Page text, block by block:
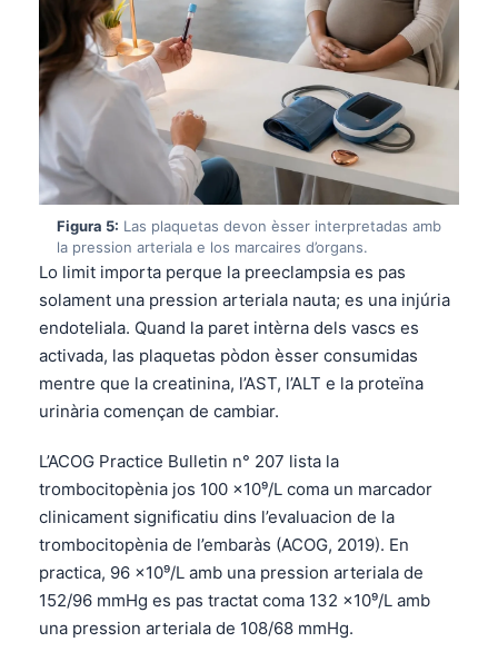
Figura 5: Las plaquetas devon èsser interpretadas amb
la pression arteriala e los marcaires d’organs.
Lo limit importa perque la preeclampsia es pas
solament una pression arteriala nauta; es una injúria
endoteliala. Quand la paret intèrna dels vascs es
activada, las plaquetas pòdon èsser consumidas
mentre que la creatinina, l’AST, l’ALT e la proteïna
urinària començan de cambiar.
L’ACOG Practice Bulletin n° 207 lista la
trombocitopènia jos 100 ×10⁹/L coma un marcador
clinicament significatiu dins l’evaluacion de la
trombocitopènia de l’embaràs (ACOG, 2019). En
practica, 96 ×10⁹/L amb una pression arteriala de
152/96 mmHg es pas tractat coma 132 ×10⁹/L amb
una pression arteriala de 108/68 mmHg.